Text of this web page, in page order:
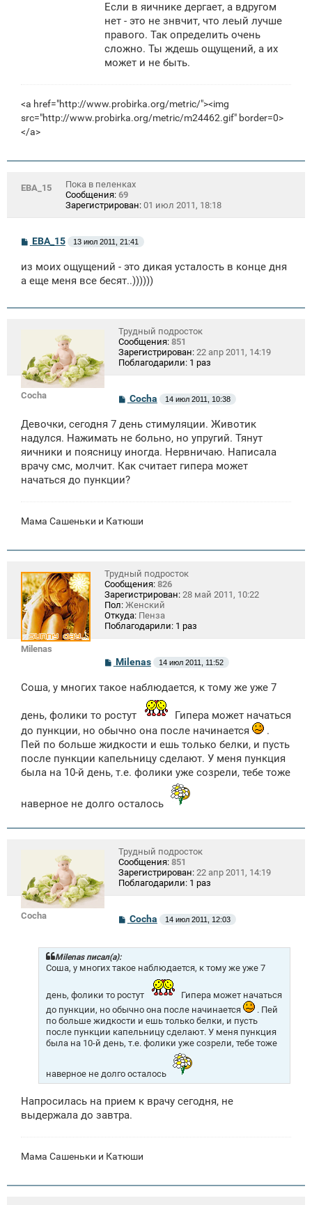
Если в яичнике дергает, а вдругом
нет - это не знвчит, что леый лучше
правого. Так определить очень
сложно. Ты ждешь ощущений, а их
может и не быть.
<a href="http://www.probirka.org/metric/"><img
src="http://www.probirka.org/metric/m24462.gif" border=0>
</a>
ЕВА_15
Пока в пеленках
Сообщения: 69
Зарегистрирован: 01 июл 2011, 18:18
С
о
б
щ
и
ЕВА_15 13 июл 2011, 21:41
из моих ощущений - это дикая усталость в конце дня
а еще меня все бесят..))))))
Cocha
Трудный подросток
Сообщения: 851
Зарегистрирован: 22 апр 2011, 14:19
Поблагодарили: 1 раз
С
о
б
щ
н
и
е
Cocha 14 июл 2011, 10:38
Девочки, сегодня 7 день стимуляции. Животик
надулся. Нажимать не больно, но упругий. Тянут
яичники и поясницу иногда. Нервничаю. Написала
врачу смс, молчит. Как считает гипера может
начаться до пункции?
Мама Сашеньки и Катюши
Milenas
Трудный подросток
Сообщения: 826
Зарегистрирован: 28 май 2011, 10:22
Пол: Женский
Откуда: Пенза
Поблагодарили: 1 раз
С
о
б
н
и
Milenas 14 июл 2011, 11:52
Соша, у многих такое наблюдается, к тому же уже 7
день, фолики то ростут
Гипера может начаться
до пункции, но обычно она после начинается
.
Пей по больше жидкости и ешь только белки, и пусть
после пункции капельницу сделают. У меня пункция
была на 10-й день, т.е. фолики уже созрели, тебе тоже
наверное не долго осталось
Cocha
Трудный подросток
Сообщения: 851
Зарегистрирован: 22 апр 2011, 14:19
Поблагодарили: 1 раз
С
о
б
е
е
Cocha 14 июл 2011, 12:03
Milenas писал(а):
Соша, у многих такое наблюдается, к тому же уже 7
день, фолики то ростут
Гипера может начаться
до пункции, но обычно она после начинается
. Пей
по больше жидкости и ешь только белки, и пусть
после пункции капельницу сделают. У меня пункция
была на 10-й день, т.е. фолики уже созрели, тебе тоже
наверное не долго осталось
Напросилась на прием к врачу сегодня, не
выдержала до завтра.
Мама Сашеньки и Катюши